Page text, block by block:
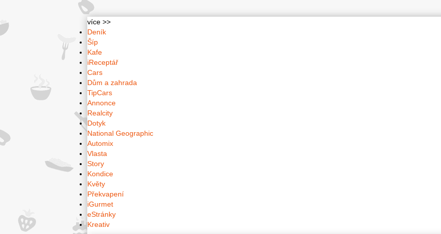
více >>
Deník
Šíp
Kafe
iReceptář
Cars
Dům a zahrada
TipCars
Annonce
Realcity
Dotyk
National Geographic
Automix
Vlasta
Story
Kondice
Květy
Překvapení
iGurmet
eStránky
Kreativ